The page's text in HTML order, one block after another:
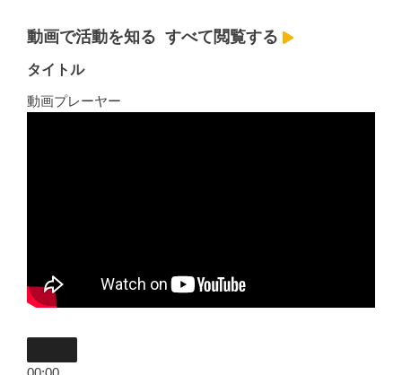
動画で活動を知る すべて閲覧する
タイトル
動画プレーヤー